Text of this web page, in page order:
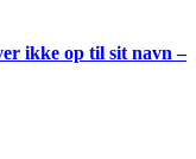
ikke op til sit navn –